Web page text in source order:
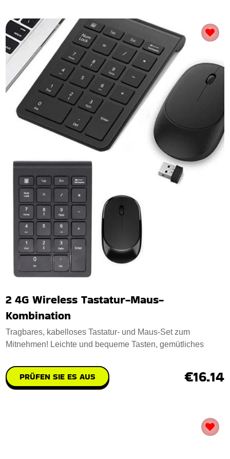
2 4G Wireless Tastatur-Maus-
Kombination
Tragbares, kabelloses Tastatur- und Maus-Set zum
Mitnehmen! Leichte und bequeme Tasten, gemütliches
PRÜFEN SIE ES AUS €16.14